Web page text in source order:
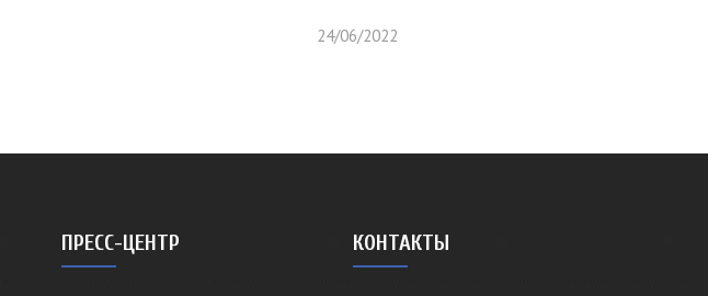
24/06/2022
ПРЕСС-ЦЕНТР КОНТАКТЫ